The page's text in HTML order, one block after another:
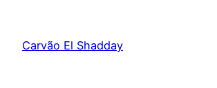
Carvão El Shadday